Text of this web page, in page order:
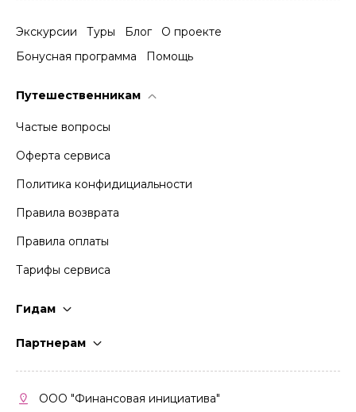
Экскурсии Туры Блог
О проекте
Бонусная программа
Помощь
Путешественникам
Частые вопросы
Оферта сервиса
Политика конфидициальности
Правила возврата
Правила оплаты
Тарифы сервиса
Гидам
Партнерам
Кабинет партнера
ООО "Финансовая инициатива"